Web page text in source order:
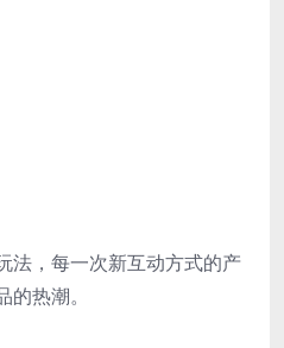
法，每一次新互动方式的产
热潮。